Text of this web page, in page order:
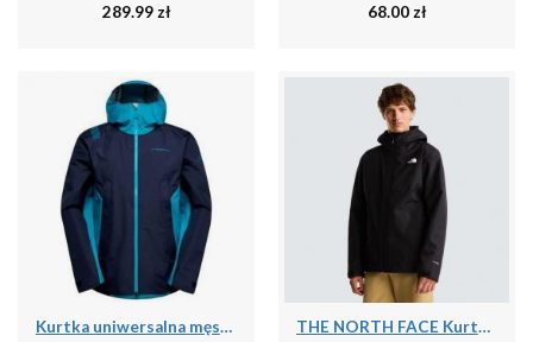
289.99 zł 68.00 zł
Kurtka uniwersalna męska La Sportiva La Softshelljacke Discover Shell THE NORTH FACE Kurtka 3 w 1 męska M Quest Mono Triclimate tnf black-L